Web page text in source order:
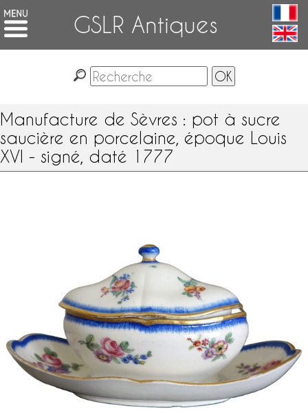
GSLR Antiques
Manufacture de Sèvres : pot à sucre
saucière en porcelaine, époque Louis
XVI - signé, daté 1777